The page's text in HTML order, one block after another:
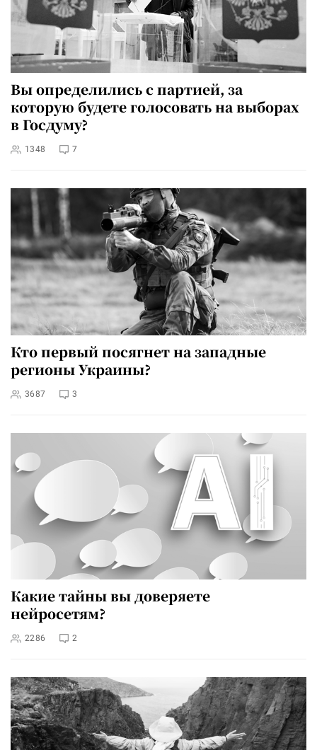
Вы определились с партией, за
которую будете голосовать на выборах
в Госдуму?
1348 7
Кто первый посягнет на западные
регионы Украины?
3687 3
Какие тайны вы доверяете
нейросетям?
2286 2